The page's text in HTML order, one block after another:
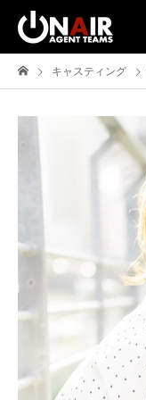
キャスティング